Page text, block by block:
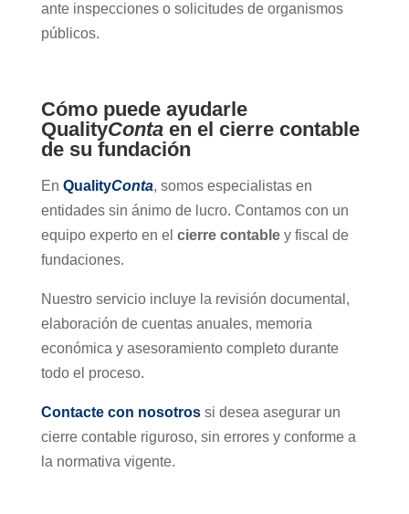
ante inspecciones o solicitudes de organismos
públicos.
Cómo puede ayudarle
QualityContaen el cierre contable
de su fundación
En QualityConta, somos especialistas en
entidades sin ánimo de lucro. Contamos con un
equipo experto en el cierre contabley fiscal de
fundaciones.
Nuestro servicio incluye la revisión documental,
elaboración de cuentas anuales, memoria
económica y asesoramiento completo durante
todo el proceso.
Contacte con nosotrossi desea asegurar un
cierre contable riguroso, sin errores y conforme a
la normativa vigente.